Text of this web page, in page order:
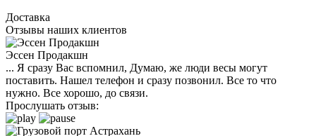
Доставка
Отзывы наших клиентов
Эссен Продакшн
... Я сразу Вас вспомнил, Думаю, же люди весы могут
поставить. Нашел телефон и сразу позвонил. Все то что
нужно. Все хорошо, до связи.
Прослушать отзыв: